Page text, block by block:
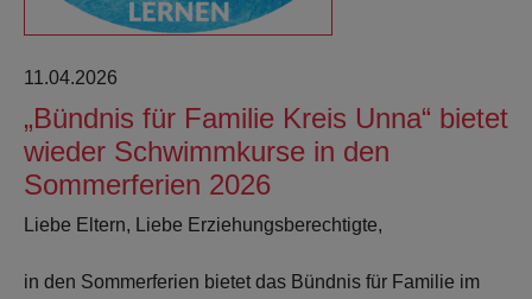
11.04.2026
„Bündnis für Familie Kreis Unna“ bietet
wieder Schwimmkurse in den
Sommerferien 2026
Liebe Eltern, Liebe Erziehungsberechtigte,
in den Sommerferien bietet das Bündnis für Familie im